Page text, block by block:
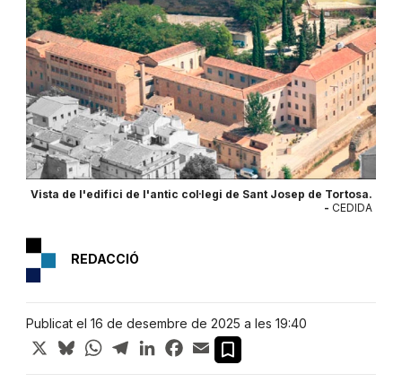
Vista de l'edifici de l'antic col·legi de Sant Josep de Tortosa.
- CEDIDA
REDACCIÓ
Publicat el 16 de desembre de 2025 a les 19:40
X BlueskyWhatsApp
TelegramLinkedInFacebook
Email